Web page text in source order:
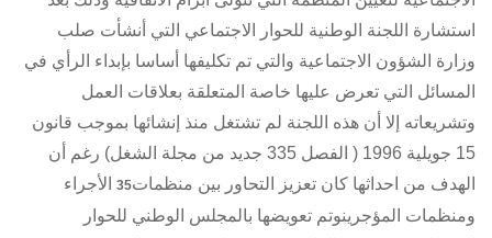
استشارة اللجنة الوطنية للحوار الاجتماعي التي أنشأت صلب
وزارة الشؤون الاجتماعية والتي تم تكليفها أساسا بإبداء الرأي في
المسائل التي تعرض عليها خاصة المتعلقة بعلاقات العمل
وتشريعاته إلا أن هذه اللجنة لم تشتغل منذ إنشائها بموجب قانون
15 جويلية 1996
( الفصل 335 جديد من مجلة الشغل
) رغم أن
الهدف من احداثها كان تعزيز التحاور بين منظمات35
الأجراء
ومنظمات المؤجرينوتم تعويضها بالمجلس الوطني للحوار